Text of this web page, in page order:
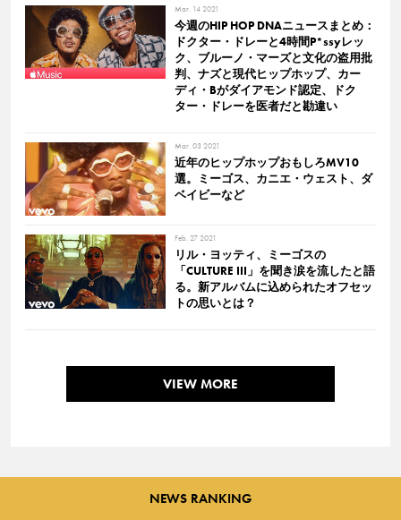
Mar. 14 2021
今週のHIP HOP DNAニュースまとめ：
ドクター・ドレーと4時間P*ssyレッ
ク、ブルーノ・マーズと文化の盗用批
判、ナズと現代ヒップホップ、カー
ディ・Bがダイアモンド認定、ドク
ター・ドレーを医者だと勘違い
Mar. 03 2021
近年のヒップホップおもしろMV10
選。ミーゴス、カニエ・ウェスト、ダ
ベイビーなど
Feb. 27 2021
リル・ヨッティ、ミーゴスの
「CULTURE III」を聞き涙を流したと語
る。新アルバムに込められたオフセッ
トの思いとは？
VIEW MORE
NEWS RANKING